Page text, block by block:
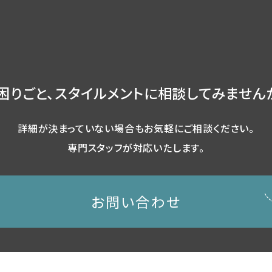
りごと、スタイルメントに相談してみません
詳細が決まっていない場合もお気軽にご相談ください。
専門スタッフが対応いたします。
お問い合わせ